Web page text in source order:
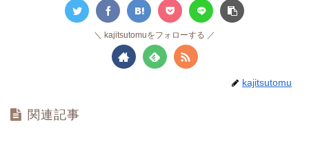
kajitsutomuをフォローする
kajitsutomu
関連記事